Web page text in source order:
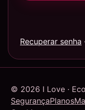
Recuperar senha ·
© 2026 I Love ·
SegurançaPlanos